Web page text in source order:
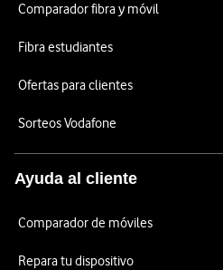
Comparador fibra y móvil
Fibra estudiantes
Ofertas para clientes
Sorteos Vodafone
Ayuda al cliente
Comparador de móviles
Repara tu dispositivo